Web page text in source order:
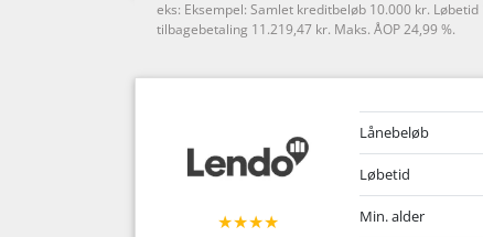
eks: Eksempel: Samlet kreditbeløb 10.000 kr.
tilbagebetaling 11.219,47 kr. Maks. ÅOP 24,99 %.
★★★★
Lånebeløb
Løbetid
Min. alder